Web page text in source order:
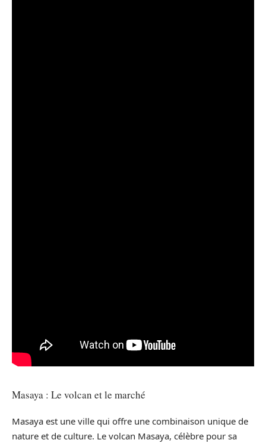
Masaya : Le volcan et le marché
Masaya est une ville qui offre une combinaison unique de
nature et de culture. Le volcan Masaya, célèbre pour sa